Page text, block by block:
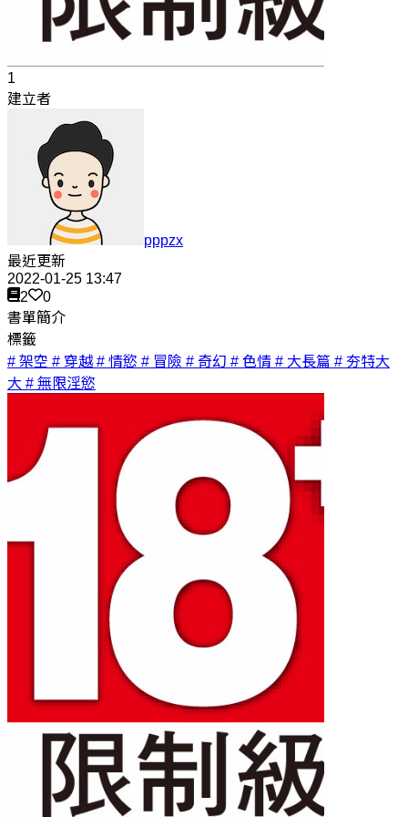
1
建立者
pppzx
最近更新
2022-01-25 13:47
2
0
書單簡介
標籤
# 架空 # 穿越# 情慾 # 冒險 # 奇幻 # 色情 # 大長篇 # 夯特大
大 # 無限淫慾